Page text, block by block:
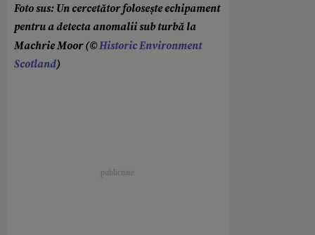
Foto sus: Un cercetător folosește echipament
pentru a detecta anomalii sub turbă la
Machrie Moor (©Historic Environment
Scotland)